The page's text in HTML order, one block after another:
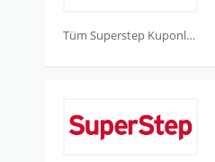
Tüm Superstep Kuponları